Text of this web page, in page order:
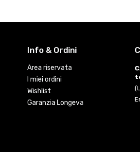
Info & Ordini
Area riservata
I miei ordini
Wishlist
Garanzia Longeva